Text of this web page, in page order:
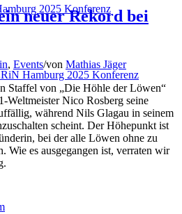
2025 Konferenz
Hamburg 2025 Konferenz
neuer Rekord bei
, Events/von Mathias Jäger
Staffel von „Die Höhle der Löwen“
Weltmeister Nico Rosberg seine
während Nils Glagau in seinem
scheint. Der Höhepunkt ist
bei der alle Löwen ohne zu
Wie es ausgegangen ist, verraten wir